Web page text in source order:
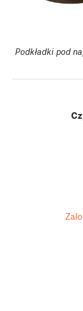
Podkładki pod